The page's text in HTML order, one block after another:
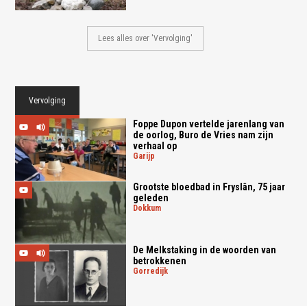
Lees alles over 'Vervolging'
Vervolging
Foppe Dupon vertelde jarenlang van
de oorlog, Buro de Vries nam zijn
verhaal op
garijp
Grootste bloedbad in Fryslân, 75 jaar
geleden
dokkum
De Melkstaking in de woorden van
betrokkenen
gorredijk